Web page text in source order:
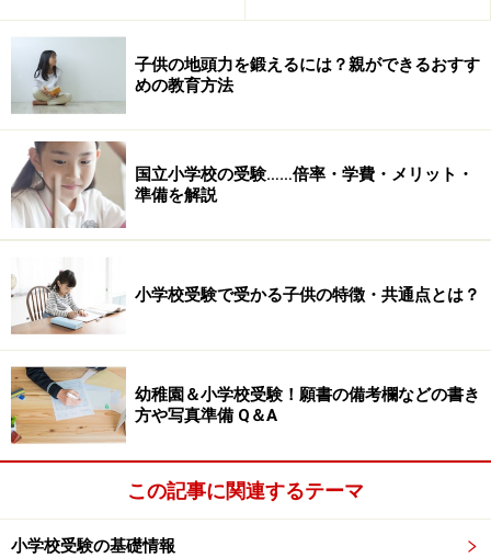
たまに説明会場で携帯メールを書いている保護者も見か
けますが、せっかく説明会に参加しても、学校関係者の
話を聞かずにいたらもったいないと思いませんか。筆記
用具は忘れずに持参して下さい。メモを取るのは説明会
の場面だけではなく、校舎や施設の見学でもいいです
し、授業参観中でも構いません。「ここだ！」とハート
に訴えるポイントでメモしましょう。
子供の地頭力を鍛えるには？親ができるおすす
めの教育方法
国立小学校の受験……倍率・学費・メリット・
準備を解説
小学校受験で受かる子供の特徴・共通点とは？
幼稚園＆小学校受験！願書の備考欄などの書き
方や写真準備 Q＆A
この記事に関連するテーマ
小学校受験の基礎情報